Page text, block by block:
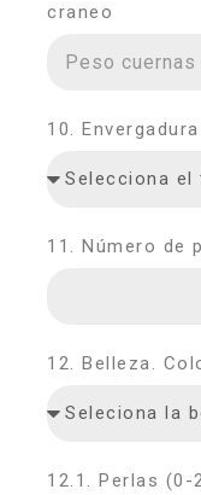
craneo
10.
11. Número de
12. Belleza.
12.1. Perlas (0-